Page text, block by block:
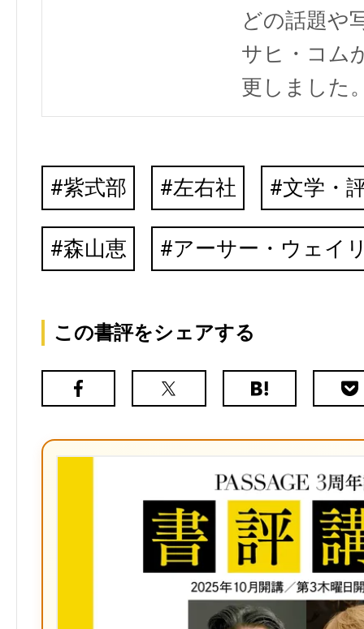
どの話題や
サヒ・コム
更しました
紫式部 左右社 文学・
森山恵 アーサー・ウェイ
この書評をシェアする
Facebook
X（旧
は
ク
マ
ー
ク